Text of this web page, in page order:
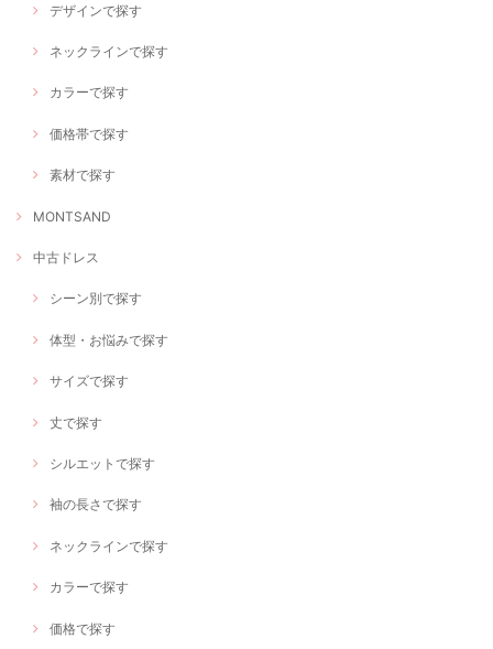
デザインで探す
ネックラインで探す
カラーで探す
価格帯で探す
素材で探す
MONTSAND
中古ドレス
シーン別で探す
体型・お悩みで探す
サイズで探す
丈で探す
シルエットで探す
袖の長さで探す
ネックラインで探す
カラーで探す
価格で探す